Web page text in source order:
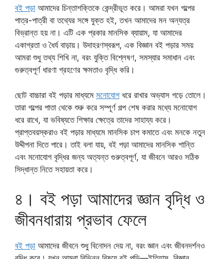
বই পড়াআমাদের চিন্তাশক্তিকে কেন্দ্রীভূত করে। আমরা যখন গল্পের
পাত্র-পাত্রী বা তথ্যের সঙ্গে যুক্ত হই, তখন আমাদের মন অন্যত্র
বিভ্রান্ত হয় না। এটি এক প্রকার মানসিক ব্যায়াম, যা আমাদের
একাগ্রতা ও ধৈর্য বাড়ায়। উদাহরণস্বরূপ, এক বিজ্ঞান বই পড়ার সময়
আমরা শুধু তথ্য শিখি না, বরং যুক্তি বিশ্লেষণ, সমস্যার সমাধান এবং
গুরুত্বপূর্ণ ধারণা গ্রহণের ক্ষমতাও বৃদ্ধি করি।
ছোট বাচ্চারা বই পড়ার মাধ্যমে মনোযোগ ধরে রাখার অভ্যাস গড়ে তোলে।
তারা গল্পের পাতা থেকে শুরু করে সম্পূর্ণ গল্প শেষ করার মধ্যে মনোযোগ
ধরে রাখে, যা ভবিষ্যতে শিক্ষার ক্ষেত্রে তাদের সাহায্য করে।
প্রাপ্তবয়স্করাও বই পড়ার মাধ্যমে মানসিক চাপ কমাতে এবং মনকে নতুন
উদ্দীপনা দিতে পারে। তাই বলা যায়, বই পড়া আমাদের মানসিক শান্তি
এবং মনোযোগ বৃদ্ধির জন্য অত্যন্ত গুরুত্বপূর্ণ, যা জীবনে আরও সঠিক
সিদ্ধান্ত নিতে সহায়তা করে।
৪। বই পড়া আমাদের জ্ঞান বৃদ্ধি ও
জীবনধারায় প্রভাব ফেলে
বই পড়াআমাদের জীবনে শুধু বিনোদন দেয় না, বরং জ্ঞান এবং জীবনদর্শনও